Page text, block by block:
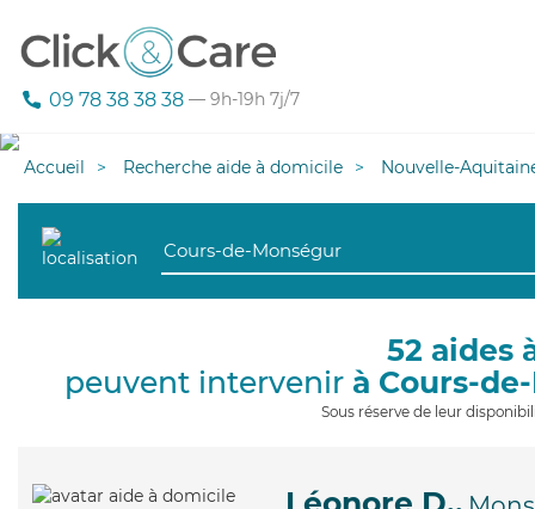
09 78 38 38 38 — 9h-19h 7j/7
Accueil Recherche aide à domicile Nouvelle-
52 aides
peuvent intervenir à Cours-
Sous réserve de leur